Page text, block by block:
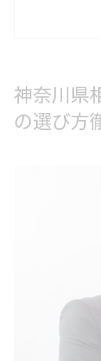
脱毛
部位
人気の
脱毛を検
部位
脱毛
顔・
脱毛
神奈
は
初めての
初め
神奈川県
の選び方